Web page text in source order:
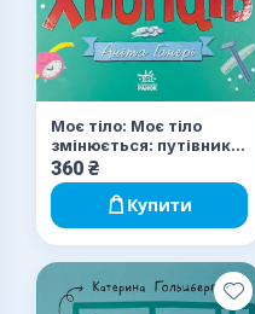
Моє тіло: Моє тіло
змінюється: путівник
по дорослішанню для
хлопців
360 ₴
Купити